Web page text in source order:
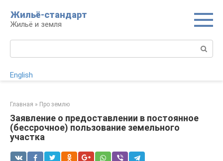
контенту
Жильё-стандарт
Жильё и земля
English
Главная » Про землю
Заявление о предоставлении в постоянное
(бессрочное) пользование земельного
участка